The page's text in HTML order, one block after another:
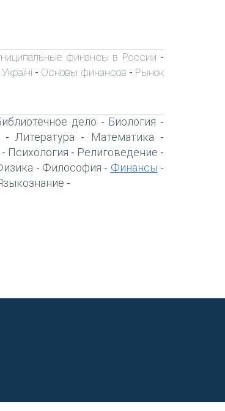
финансы в России -
- Основы финансов - Рынок
дело - Биология -
- Литература - Математика -
- Психология - Религоведение -
- Философия - Финансы -
-